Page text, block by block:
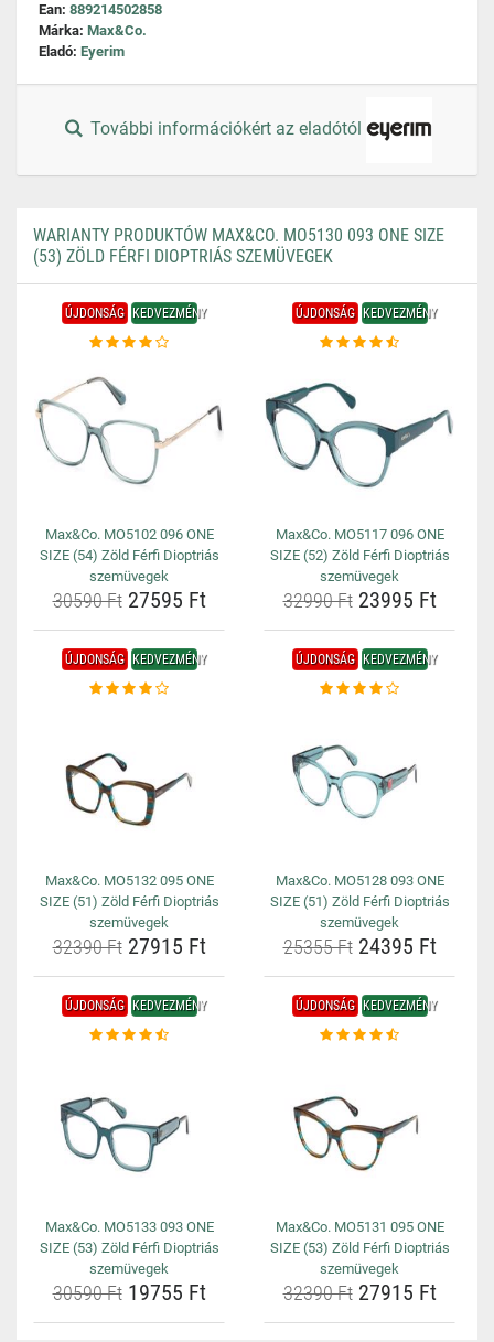
Ean: 889214502858
Márka: Max&Co.
Eladó: Eyerim
További információkért az eladótól
WARIANTY PRODUKTÓW MAX&CO. MO5130 093 ONE SIZE
(53) ZÖLD FÉRFI DIOPTRIÁS SZEMÜVEGEK
ÚJDONSÁG KEDVEZMÉNY
Max&Co. MO5102 096 ONE
SIZE (54) Zöld Férfi Dioptriás
szemüvegek
30590 Ft27595 Ft
ÚJDONSÁG KEDVEZMÉNY
Max&Co. MO5117 096 ONE
SIZE (52) Zöld Férfi Dioptriás
szemüvegek
32990 Ft23995 Ft
ÚJDONSÁG KEDVEZMÉNY
Max&Co. MO5132 095 ONE
SIZE (51) Zöld Férfi Dioptriás
szemüvegek
32390 Ft27915 Ft
ÚJDONSÁG KEDVEZMÉNY
Max&Co. MO5128 093 ONE
SIZE (51) Zöld Férfi Dioptriás
szemüvegek
25355 Ft24395 Ft
ÚJDONSÁG KEDVEZMÉNY
Max&Co. MO5133 093 ONE
SIZE (53) Zöld Férfi Dioptriás
szemüvegek
30590 Ft19755 Ft
ÚJDONSÁG KEDVEZMÉNY
Max&Co. MO5131 095 ONE
SIZE (53) Zöld Férfi Dioptriás
szemüvegek
32390 Ft27915 Ft